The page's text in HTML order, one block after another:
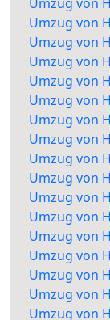
Umzug von
Umzug von
Umzug von
Umzug von
Umzug von
Umzug von
Umzug von
Umzug von
Umzug von
Umzug von
Umzug von
Umzug von
Umzug von
Umzug von
Umzug von
Umzug von